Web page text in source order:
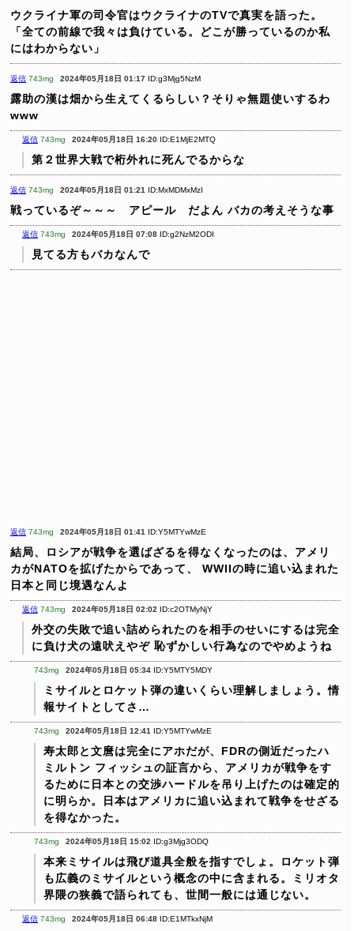
ウクライナ軍の司令官はウクライナのTVで真実を語った。
「全ての前線で我々は負けている。どこが勝っているのか私
にはわからない」
返信 743mg 2024年05月18日 01:17 ID:g3Mjg5NzM
露助の漢は畑から生えてくるらしい？そりゃ無題使いするわ
www
返信 743mg 2024年05月18日 16:20 ID:E1MjE2MTQ
第２世界大戦で桁外れに死んでるからな
返信 743mg 2024年05月18日 01:21 ID:MxMDMxMzI
戦っているぞ～～～ アピール だよん バカの考えそうな事
返信 743mg 2024年05月18日 07:08 ID:g2NzM2ODI
見てる方もバカなんで
返信 743mg 2024年05月18日 01:41 ID:Y5MTYwMzE
結局、ロシアが戦争を選ばざるを得なくなったのは、アメリ
カがNATOを拡げたからであって、
WWIIの時に追い込まれた
日本と同じ境遇なんよ
返信 743mg 2024年05月18日 02:02 ID:c2OTMyNjY
外交の失敗で追い詰められたのを相手のせいにするは完全
に負け犬の遠吠えやぞ 恥ずかしい行為なのでやめようね
743mg 2024年05月18日 05:34 ID:Y5MTY5MDY
ミサイルとロケット弾の違いくらい理解しましょう。情
報サイトとしてさ…
743mg 2024年05月18日 12:41 ID:Y5MTYwMzE
寿太郎と文麿は完全にアホだが、FDRの側近だったハ
ミルトン フィッシュの証言から、アメリカが戦争をす
るために日本との交渉ハードルを吊り上げたのは確定的
に明らか。日本はアメリカに追い込まれて戦争をせざる
を得なかった。
743mg 2024年05月18日 15:02 ID:g3Mjg3ODQ
本来ミサイルは飛び道具全般を指すでしょ。ロケット弾
も広義のミサイルという概念の中に含まれる。ミリオタ
界隈の狭義で語られても、世間一般には通じない。
返信 743mg 2024年05月18日 06:48 ID:E1MTkxNjM